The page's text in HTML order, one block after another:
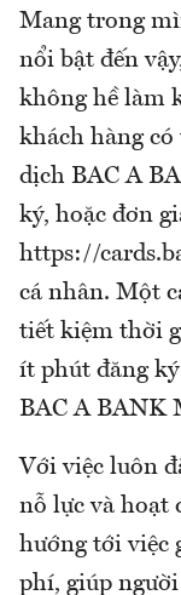
Mang trong
nổi bật đến
không hề làm
khách hàng
dịch BAC A
ký, hoặc đơn
https://
cá nhân. Một
tiết kiệm thời
ít phút đăng
BAC A BANK
Với việc luôn
nỗ lực và hoạt
hướng tới việc
phí, giúp